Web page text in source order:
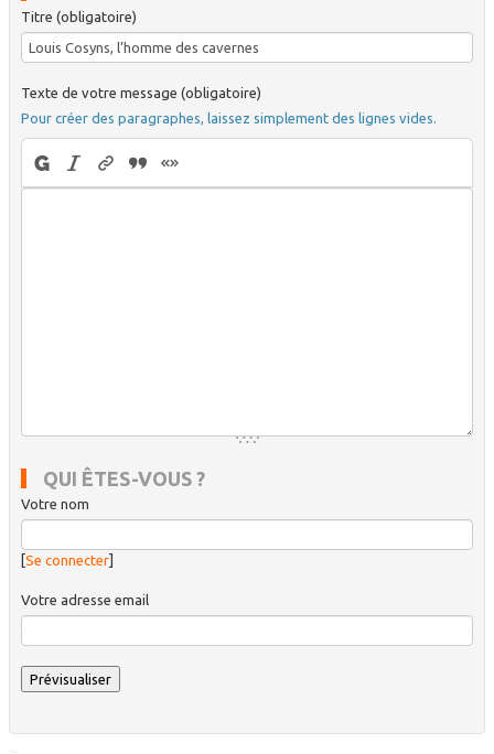
Titre (obligatoire)
Texte de votre message (obligatoire)
Pour créer des paragraphes, laissez simplement des lignes vides.
QUI ÊTES-VOUS ?
Votre nom
Se connecter]
Votre adresse email